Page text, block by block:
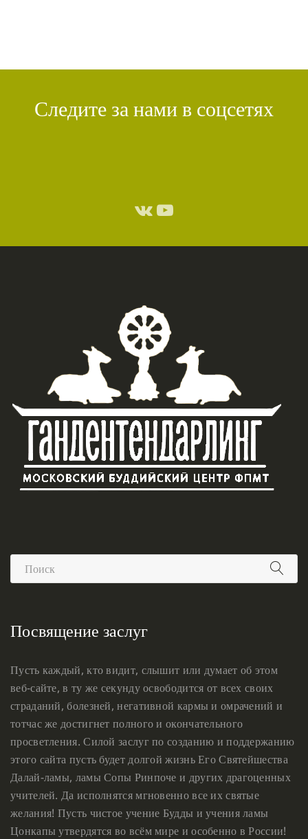
Следите за нами в соцсетях
Посвящение заслуг
Пусть каждый, кто видит, слышит или думает об этом
веб-сайте, в ту же секунду освободится от всех своих
страданий, болезней, негативной кармы и омрачений и
тотчас же достигнет полного и окончательного
просветления. Силой заслуг по созданию и поддержанию
этого сайта пусть будет долгой жизнь Его Святейшества
Далай-ламы, ламы Сопы Ринпоче и других драгоценных
учителей. Да исполнятся мгновенно все их святые
желания! Пусть чистое учение Будды и учения ламы
Цонкапы утвердятся во всём мире и особенно в России!